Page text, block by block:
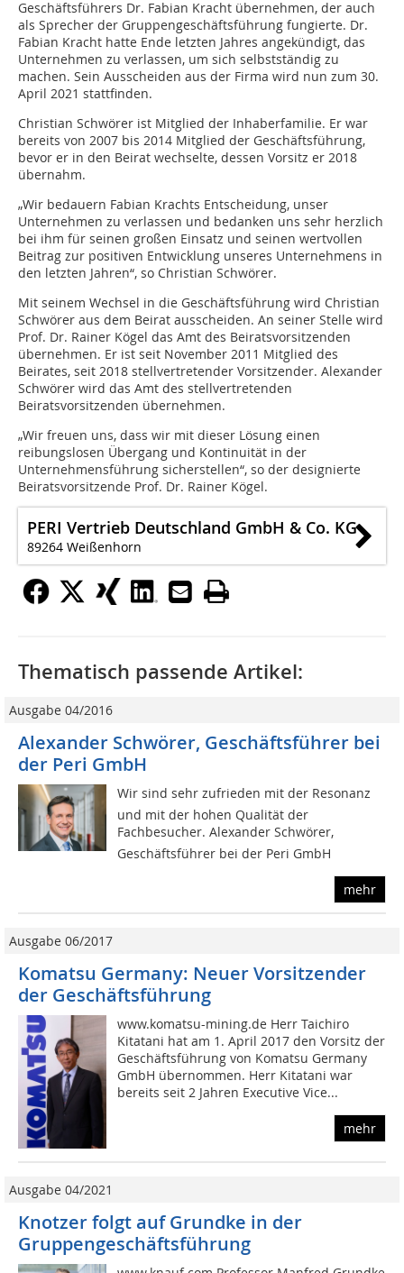
Geschäftsführers Dr. Fabian Kracht übernehmen, der auch
als Sprecher der Gruppengeschäftsführung fungierte. Dr.
Fabian Kracht hatte Ende letzten Jahres angekündigt, das
Unternehmen zu verlassen, um sich selbstständig zu
machen. Sein Ausscheiden aus der Firma wird nun zum 30.
April 2021 stattfinden.
Christian Schwörer ist Mitglied der Inhaberfamilie. Er war
bereits von 2007 bis 2014 Mitglied der Geschäftsführung,
bevor er in den Beirat wechselte, dessen Vorsitz er 2018
übernahm.
„Wir bedauern Fabian Krachts Entscheidung, unser
Unternehmen zu verlassen und bedanken uns sehr herzlich
bei ihm für seinen großen Einsatz und seinen wertvollen
Beitrag zur positiven Entwicklung unseres Unternehmens in
den letzten Jahren“, so Christian Schwörer.
Mit seinem Wechsel in die Geschäftsführung wird Christian
Schwörer aus dem Beirat ausscheiden. An seiner Stelle wird
Prof. Dr. Rainer Kögel das Amt des Beiratsvorsitzenden
übernehmen. Er ist seit November 2011 Mitglied des
Beirates, seit 2018 stellvertretender Vorsitzender. Alexander
Schwörer wird das Amt des stellvertretenden
Beiratsvorsitzenden übernehmen.
„Wir freuen uns, dass wir mit dieser Lösung einen
reibungslosen Übergang und Kontinuität in der
Unternehmensführung sicherstellen“, so der designierte
Beiratsvorsitzende Prof. Dr. Rainer Kögel.
PERI Vertrieb Deutschland GmbH & Co. KG
89264 Weißenhorn
Thematisch passende Artikel:
Ausgabe 04/2016
Alexander Schwörer, Geschäftsführer bei
der Peri GmbH
Wir sind sehr zufrieden mit der Resonanz
und mit der hohen Qualität der
Fachbesucher. Alexander Schwörer,
Geschäftsführer bei der Peri GmbH
mehr
Ausgabe 06/2017
Komatsu Germany: Neuer Vorsitzender
der Geschäftsführung
www.komatsu-mining.de Herr Taichiro
Kitatani hat am 1. April 2017 den Vorsitz der
Geschäftsführung von Komatsu Germany
GmbH übernommen. Herr Kitatani war
bereits seit 2 Jahren Executive Vice...
mehr
Ausgabe 04/2021
Knotzer folgt auf Grundke in der
Gruppengeschäftsführung